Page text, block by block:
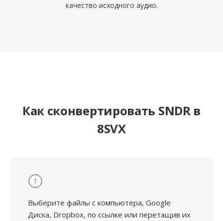
качество исходного аудио.
Как сконвертировать SNDR в
8SVX
1
Выберите файлы с компьютера, Google
Диска, Dropbox, по ссылке или перетащив их